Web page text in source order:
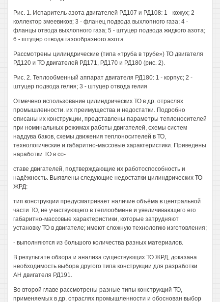
Рис. 1. Испаритель азота двигателей РД107 и РД108: 1 - кожух; 2 -
коллектор змеевиков; 3 - фланец подвода выхлопного газа; 4 -
фланцы отвода выхлопного газа; 5 - штуцер подвода жидкого азота;
6 - штуцер отвода газообразного азота
Рассмотрены цилиндрические (типа «труба в трубе») ТО двигателя
РД120 и ТО двигателей РД171, РД170 и РД180 (рис. 2).
Рис. 2. Теплообменный аппарат двигателя РД180: 1 - корпус; 2 -
штуцер подвода гелия; 3 - штуцер отвода гелия
Отмечено использование цилиндрических ТО в др. отраслях
промышленности. их преимущества и недостатки. Подробно
описаны их конструкции, представлены параметры теплоносителей
при номинальных режимах работы двигателей, схемы систем
наддува баков, схемы движения теплоносителей в ТО,
технологические и габаритно-массовые характеристики. Приведены
наработки ТО в со-
ставе двигателей, подтверждающие их работоспособность и
надёжность. Выявлены следующие недостатки цилиндрических ТО
ЖРД:
тип конструкции предусматривает наличие объёма в центральной
части ТО, не участвующего в теплообмене и увеличивающего его
габаритно-массовые характеристики, которые затрудняют
установку ТО в двигателе; имеют сложную технологию изготовления;
- выполняются из большого количества разных материалов.
В результате обзора и анализа существующих ТО ЖРД, доказана
необходимость выбора другого типа конструкции для разработки
АН двигателя РД191.
Во второй главе рассмотрены разные типы конструкций ТО,
применяемых в др. отраслях промышленности и обоснован выбор